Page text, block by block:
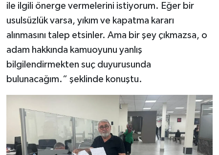
ile ilgili önerge vermelerini istiyorum. Eğer bir
usulsüzlük varsa, yıkım ve kapatma kararı
alınmasını talep etsinler. Ama bir şey çıkmazsa, o
adam hakkında kamuoyunu yanlış
bilgilendirmekten suç duyurusunda
bulunacağım.“ şeklinde konuştu.